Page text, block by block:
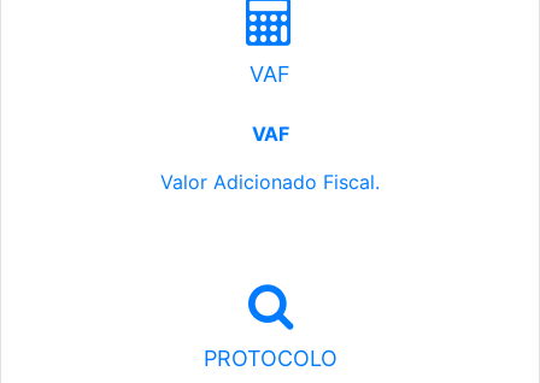
VAF
VAF
Valor Adicionado Fiscal.
PROTOCOLO